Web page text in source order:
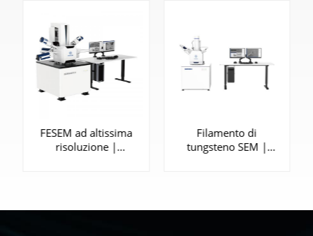
FESEM ad altissima
risoluzione |
Filamento di
tungsteno SEM |